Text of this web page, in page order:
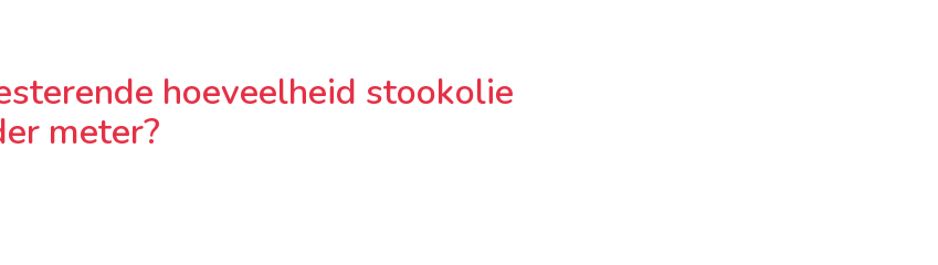
hoeveelheid stookolie
meter?